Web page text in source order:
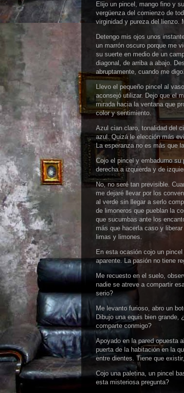
Elijo un pincel, mango fino y
vergüenza del comienzo de
virginidad y pureza del lienzo.
Detengo mis ojos unos
un marrón oscuro porque me
su suerte en medio de un
diagonal, de arriba a abajo.
abruptamente, cuando me
Llevo el pequeño pincel al
aconsejó utilizar. Dejo que el
mirada hacia la ventana que
color y sentimiento.
Azul cian claro, tonalidad del
azul. Quizá le elección más
La esperanza no es más que
Cojo el pincel y embadurno
derecha a izquierda y de
No, no seré tan previsible.
me dejaré llevar por los
al verde sin llegar a serlo
de limoneros que pueblan la
que sucumbas ante los
más que hacerla caso y
limas y limones.
En esta ocasión cojo un
aparente. La pasión no tiene
Me recuesto en el suelo,
nadie se atreve a compartir
serio?
Me levanto furioso, abro un
Dibujo una equis bien
comparte conmigo?
Apoyado en la pared opuesta
puerta de la habitación en la
entre dientes. Tiene que
Cojo una paletina, un pincel
esta misteriosa pregunta?